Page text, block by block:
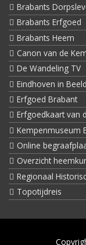
Brabants
Brabants Erfgoed
Brabants Heem
Canon van de
De Wandeling TV
Eindhoven in Beeld
Erfgoed Brabant
Erfgoedkaart van
Kempenmuseum
Online
Overzicht
Regionaal
Topotijdreis